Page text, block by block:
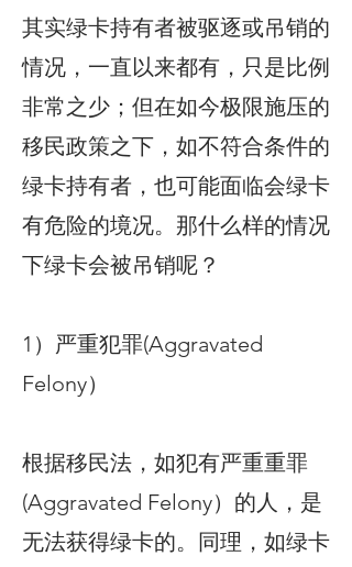
其实绿卡持有者被驱逐或吊销的
情况，一直以来都有，只是比例
非常之少；但在如今极限施压的
移民政策之下，如不符合条件的
绿卡持有者，也可能面临会绿卡
有危险的境况。那什么样的情况
下绿卡会被吊销呢？
1）严重犯罪(Aggravated
Felony）
根据移民法，如犯有严重重罪
(Aggravated Felony）的人，是
无法获得绿卡的。同理，如绿卡